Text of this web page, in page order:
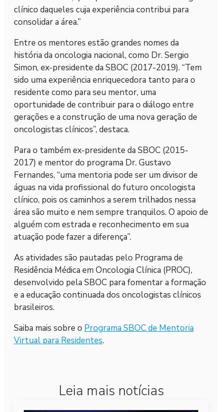
clínico daqueles cuja experiência contribui para
consolidar a área.”
Entre os mentores estão grandes nomes da
história da oncologia nacional, como Dr. Sergio
Simon, ex-presidente da SBOC (2017-2019). “Tem
sido uma experiência enriquecedora tanto para o
residente como para seu mentor, uma
oportunidade de contribuir para o diálogo entre
gerações e a construção de uma nova geração de
oncologistas clínicos”, destaca.
Para o também ex-presidente da SBOC (2015-
2017) e mentor do programa Dr. Gustavo
Fernandes, “uma mentoria pode ser um divisor de
águas na vida profissional do futuro oncologista
clínico, pois os caminhos a serem trilhados nessa
área são muito e nem sempre tranquilos. O apoio de
alguém com estrada e reconhecimento em sua
atuação pode fazer a diferença”.
As atividades são pautadas pelo Programa de
Residência Médica em Oncologia Clínica (PROC),
desenvolvido pela SBOC para fomentar a formação
e a educação continuada dos oncologistas clínicos
brasileiros.
Saiba mais sobre o Programa SBOC de Mentoria
Virtual para Residentes.
Leia mais notícias